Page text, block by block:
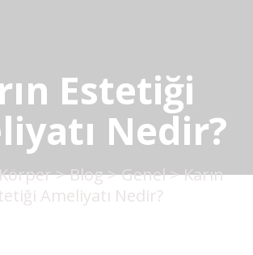
Estetiği
Nedir?
>Blog>Genel>Karın
Ameliyatı Nedir?